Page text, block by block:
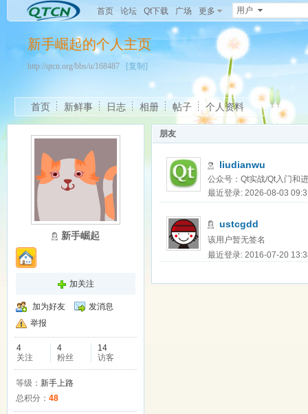
首页 论坛 Qt下载 广场 更多 用户
新手崛起的个人主页
http://qtcn.org/bbs/u/168487 [复制]
首页 新鲜事 日志 相册 帖子 个人资料
新手崛起
加关注
加为好友
发消息
举报
4
关注
4
粉丝
14
访客
等级： 新手上路
总积分： 48
朋友
liudianwu
公众号：Qt实战/Qt入门和
最近登录: 2026-08-03
ustcgdd
该用户暂无签名
最近登录: 2016-07-20